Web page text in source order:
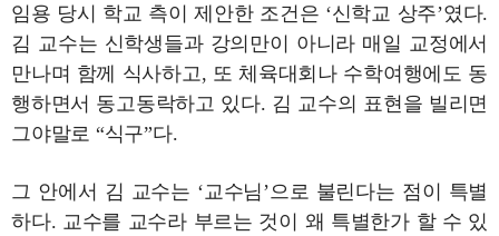
임용 당시 학교 측이 제안한 조건은 ‘신학교 상주’였다.
김 교수는 신학생들과 강의만이 아니라 매일 교정에서
만나며 함께 식사하고, 또 체육대회나 수학여행에도 동
행하면서 동고동락하고 있다. 김 교수의 표현을 빌리면
그야말로 “식구”다.
그 안에서 김 교수는 ‘교수님’으로 불린다는 점이 특별
하다. 교수를 교수라 부르는 것이 왜 특별한가 할 수 있